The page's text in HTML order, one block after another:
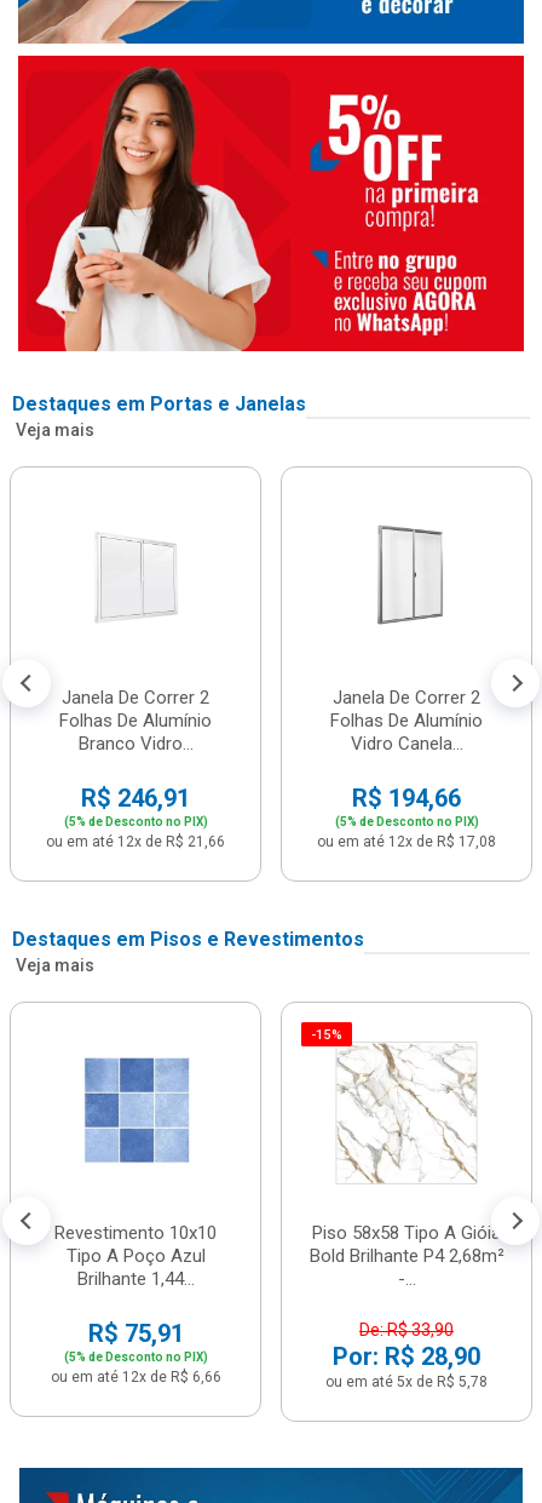
Destaques em Portas e Janelas
Veja mais
Janela De Correr 2
Folhas De Alumínio
Branco Vidro...
R$ 246,91
(5% de Desconto no PIX)
ou em até 12x de R$ 21,66
Janela De Correr 2
Folhas De Alumínio
Vidro Canela...
R$ 194,66
(5% de Desconto no PIX)
ou em até 12x de R$ 17,08
Destaques em Pisos e Revestimentos
Veja mais
Revestimento 10x10
Tipo A Poço Azul
Brilhante 1,44...
R$ 75,91
(5% de Desconto no PIX)
ou em até 12x de R$ 6,66
-15%
Piso 58x58 Tipo A Gióia
Bold Brilhante P4 2,68m²
-...
De: R$ 33,90
Por: R$ 28,90
ou em até 5x de R$ 5,78